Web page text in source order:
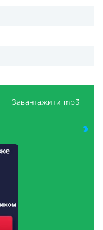
Завантажити mp3